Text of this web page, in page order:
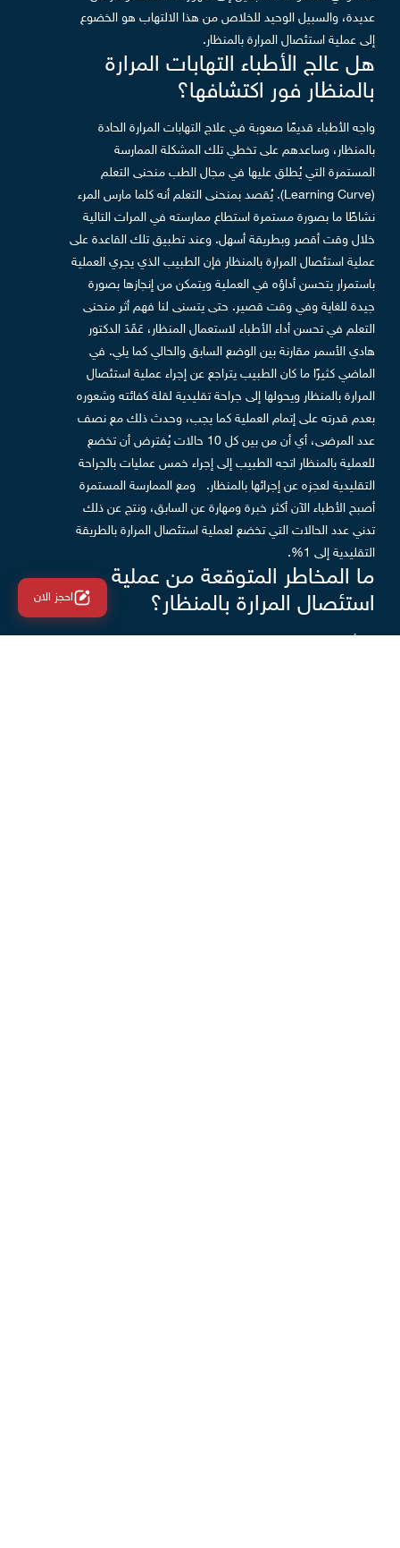
عديدة، والسبيل الوحيد للخلاص من هذا الالتهاب هو الخضوع
إلى عملية استئصال المرارة بالمنظار.
هل عالج الأطباء التهابات المرارة
بالمنظار فور اكتشافها؟
واجه الأطباء قديمًا صعوبة في علاج التهابات المرارة الحادة
بالمنظار، وساعدهم على تخطي تلك المشكلة الممارسة
المستمرة التي يُطلق عليها في مجال الطب منحنى التعلم
(Learning Curve).
يُقصد بمنحنى التعلم أنه كلما مارس المرء
نشاطًا ما بصورة مستمرة استطاع ممارسته في المرات التالية
خلال وقت أقصر وبطريقة أسهل. وعند تطبيق تلك القاعدة على
عملية استئصال المرارة بالمنظار فإن الطبيب الذي يجري العملية
باستمرار يتحسن أداؤه في العملية ويتمكن من إنجازها بصورة
جيدة للغاية وفي وقت قصير. حتى يتسنى لنا فهم أثر منحنى
التعلم في تحسن أداء الأطباء لاستعمال المنظار، عَقَدَ الدكتور
هادي الأسمر مقارنة بين الوضع السابق والحالي كما يلي. في
الماضي كثيرًا ما كان الطبيب يتراجع عن إجراء عملية استئصال
المرارة بالمنظار ويحولها إلى جراحة تقليدية لقلة كفائته وشعوره
بعدم قدرته على إتمام العملية كما يجب، وحدث ذلك مع نصف
عدد المرضى، أي أن من بين كل 10 حالات يُفترض أن تخضع
للعملية بالمنظار اتجه الطبيب إلى إجراء خمس عمليات بالجراحة
التقليدية لعجزه عن إجرائها بالمنظار.
ومع الممارسة المستمرة
أصبح الأطباء الآن أكثر خبرة ومهارة عن السابق، ونتج عن ذلك
تدني عدد الحالات التي تخضع لعملية استئصال المرارة بالطريقة
التقليدية إلى 1%.
ما المخاطر المتوقعة من عملية
استئصال المرارة بالمنظار؟
احجز الان